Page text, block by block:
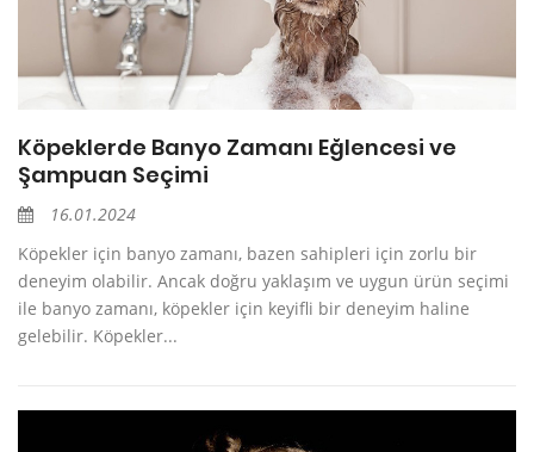
Köpeklerde Banyo Zamanı Eğlencesi ve
Şampuan Seçimi
16.01.2024
Köpekler için banyo zamanı, bazen sahipleri için zorlu bir
deneyim olabilir. Ancak doğru yaklaşım ve uygun ürün seçimi
ile banyo zamanı, köpekler için keyifli bir deneyim haline
gelebilir. Köpekler...